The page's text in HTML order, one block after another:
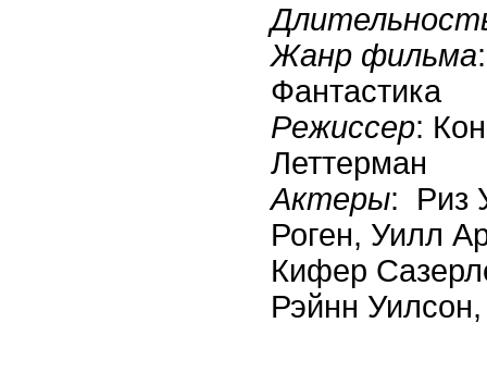
Жанр фильма
Фантастика
Режиссер:
Леттерман
Актеры: Риз
Роген, Уилл
Кифер
Рэйнн